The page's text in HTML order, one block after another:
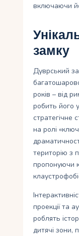
включаючи
замку
Дуврський
років – від
робить його
на ролі
територію з
пропонуючи
проекції та
роблять
дитячі зони,